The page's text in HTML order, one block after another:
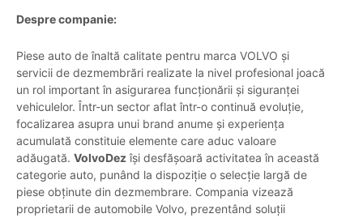
Despre companie:
Piese auto de înaltă calitate pentru marca VOLVO și
servicii de dezmembrări realizate la nivel profesional joacă
un rol important în asigurarea funcționării și siguranței
vehiculelor. Într-un sector aflat într-o continuă evoluție,
focalizarea asupra unui brand anume și experiența
acumulată constituie elemente care aduc valoare
adăugată. VolvoDezîși desfășoară activitatea în această
categorie auto, punând la dispoziție o selecție largă de
piese obținute din dezmembrare. Compania vizează
proprietarii de automobile Volvo, prezentând soluții